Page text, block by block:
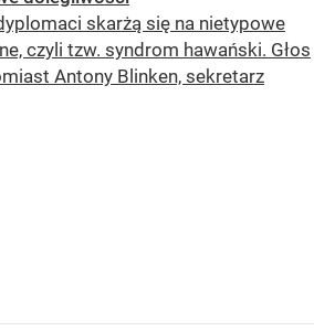
skarżą się na nietypowe
czyli tzw. syndrom hawański. Głos
Antony Blinken, sekretarz